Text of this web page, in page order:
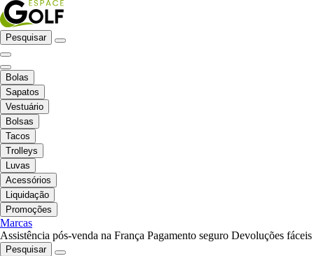
Pesquisar
Bolas
Sapatos
Vestuário
Bolsas
Tacos
Trolleys
Luvas
Acessórios
Liquidação
Promoções
Marcas
Assistência pós-venda na França Pagamento seguro Devoluções fáceis
Pesquisar